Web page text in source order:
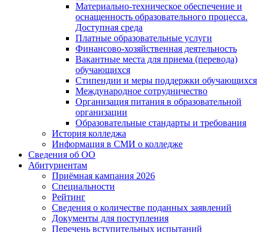
Материально-техническое обеспечение и
оснащенность образовательного процесса.
Доступная среда
Платные образовательные услуги
Финансово-хозяйственная деятельность
Вакантные места для приема (перевода)
обучающихся
Стипендии и меры поддержки обучающихся
Международное сотрудничество
Организация питания в образовательной
организации
Образовательные стандарты и требования
История колледжа
Информация в СМИ о колледже
Сведения об ОО
Абитуриентам
Приёмная кампания 2026
Специальности
Рейтинг
Сведения о количестве поданных заявлений
Документы для поступления
Перечень вступительных испытаний